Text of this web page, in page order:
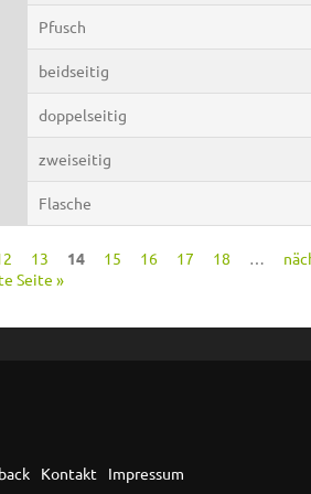
Pfusch
beidseitig
doppelseitig
zweiseitig
Flasche
13 14 15 16 17 18
Seite »
Kontakt Impressum